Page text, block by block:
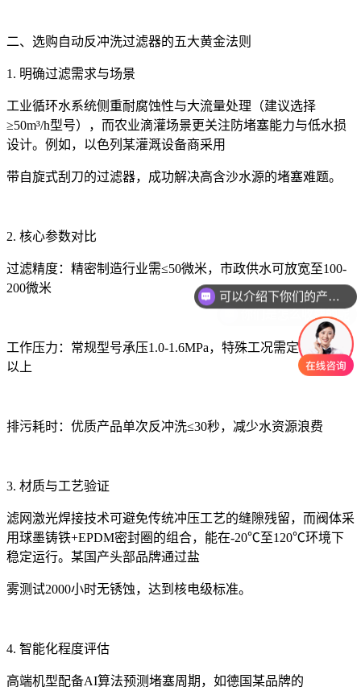
二、选购自动反冲洗过滤器的五大黄金法则
1. 明确过滤需求与场景
工业循环水系统侧重耐腐蚀性与大流量处理（建议选择
≥50m³/h型号），而农业滴灌场景更关注防堵塞能力与低水损
设计。例如，以色列某灌溉设备商采用
带自旋式刮刀的过滤器，成功解决高含沙水源的堵塞难题。
2. 核心参数对比
过滤精度：精密制造行业需≤50微米，市政供水可放宽至100-
200微米
工作压力：常规型号承压1.0-1.6MPa，特殊工况需定制2.5MPa
以上
排污耗时：优质产品单次反冲洗≤30秒，减少水资源浪费
3. 材质与工艺验证
滤网激光焊接技术可避免传统冲压工艺的缝隙残留，而阀体采
用球墨铸铁+EPDM密封圈的组合，能在-20℃至120℃环境下
稳定运行。某国产头部品牌通过盐
雾测试2000小时无锈蚀，达到核电级标准。
4. 智能化程度评估
高端机型配备AI算法预测堵塞周期，如德国某品牌的
可以介绍下你们的产品么
你们是怎么收费的呢